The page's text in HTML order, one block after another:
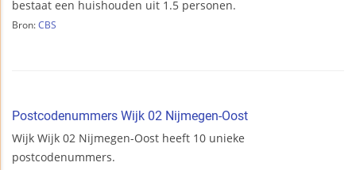
bestaat een huishouden uit 1.5 personen.
Bron: CBS
Postcodenummers Wijk 02 Nijmegen-Oost
Wijk Wijk 02 Nijmegen-Oost heeft 10 unieke
postcodenummers.